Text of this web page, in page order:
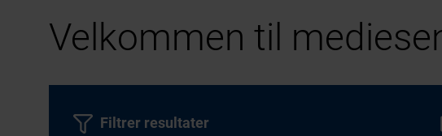
Velkommen til
Filtrer resultater